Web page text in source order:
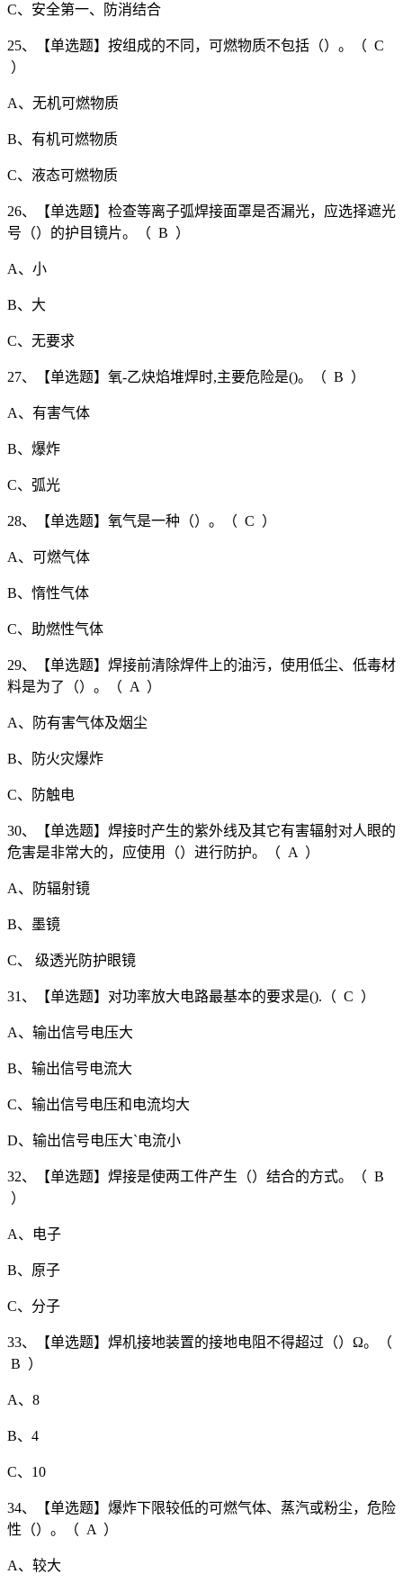
C、安全第一、防消结合
25、【单选题】按组成的不同，可燃物质不包括（）。（ C
）
A、无机可燃物质
B、有机可燃物质
C、液态可燃物质
26、【单选题】检查等离子弧焊接面罩是否漏光，应选择遮光
号（）的护目镜片。（ B ）
A、小
B、大
C、无要求
27、【单选题】氧-乙炔焰堆焊时,主要危险是()。（ B ）
A、有害气体
B、爆炸
C、弧光
28、【单选题】氧气是一种（）。（ C ）
A、可燃气体
B、惰性气体
C、助燃性气体
29、【单选题】焊接前清除焊件上的油污，使用低尘、低毒材
料是为了（）。（ A ）
A、防有害气体及烟尘
B、防火灾爆炸
C、防触电
30、【单选题】焊接时产生的紫外线及其它有害辐射对人眼的
危害是非常大的，应使用（）进行防护。（ A ）
A、防辐射镜
B、墨镜
C、 级透光防护眼镜
31、【单选题】对功率放大电路最基本的要求是().（ C ）
A、输出信号电压大
B、输出信号电流大
C、输出信号电压和电流均大
D、输出信号电压大`电流小
32、【单选题】焊接是使两工件产生（）结合的方式。（ B
）
A、电子
B、原子
C、分子
33、【单选题】焊机接地装置的接地电阻不得超过（）Ω。（
B ）
A、8
B、4
C、10
34、【单选题】爆炸下限较低的可燃气体、蒸汽或粉尘，危险
性（）。（ A ）
A、较大